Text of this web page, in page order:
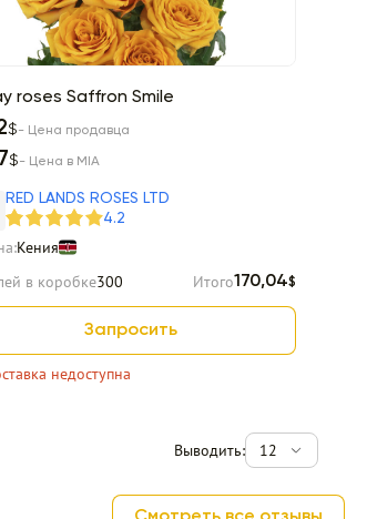
roses Saffron Smile
$- Цена продавца
$- Цена в MIA
RED LANDS ROSES LTD
4.2
Кения
в коробке300 Итого170,04$
Запросить
недоступна
Выводить: 12